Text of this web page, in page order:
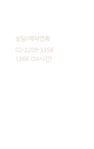
​상담/예약전화
02-2209-3356
1366 (24시간)